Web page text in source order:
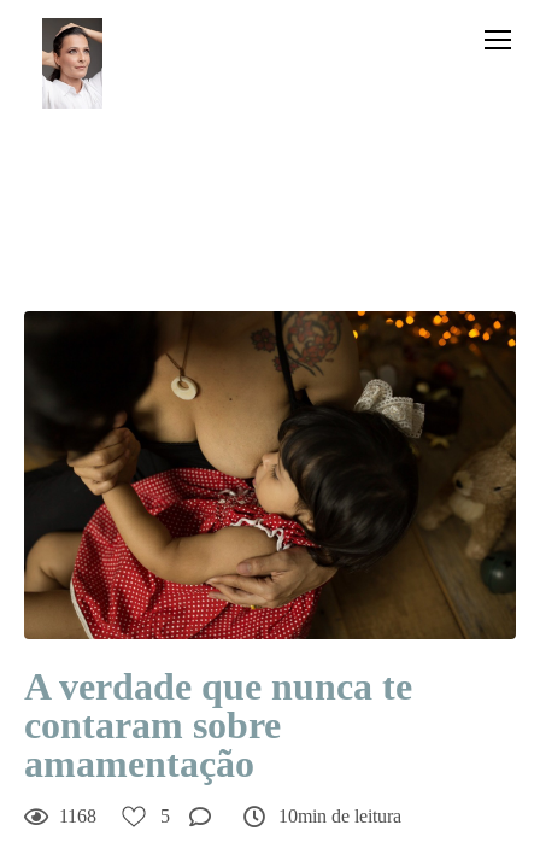
A verdade que nunca te
contaram sobre
amamentação
1168 5 10min de leitura